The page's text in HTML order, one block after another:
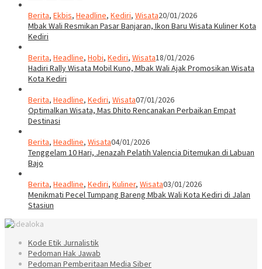
Berita, Ekbis, Headline, Kediri, Wisata20/01/2026
Mbak Wali Resmikan Pasar Banjaran, Ikon Baru Wisata Kuliner Kota
Kediri
Berita, Headline, Hobi, Kediri, Wisata18/01/2026
Hadiri Rally Wisata Mobil Kuno, Mbak Wali Ajak Promosikan Wisata
Kota Kediri
Berita, Headline, Kediri, Wisata07/01/2026
Optimalkan Wisata, Mas Dhito Rencanakan Perbaikan Empat
Destinasi
Berita, Headline, Wisata04/01/2026
Tenggelam 10 Hari, Jenazah Pelatih Valencia Ditemukan di Labuan
Bajo
Berita, Headline, Kediri, Kuliner, Wisata03/01/2026
Menikmati Pecel Tumpang Bareng Mbak Wali Kota Kediri di Jalan
Stasiun
Kode Etik Jurnalistik
Pedoman Hak Jawab
Pedoman Pemberitaan Media Siber